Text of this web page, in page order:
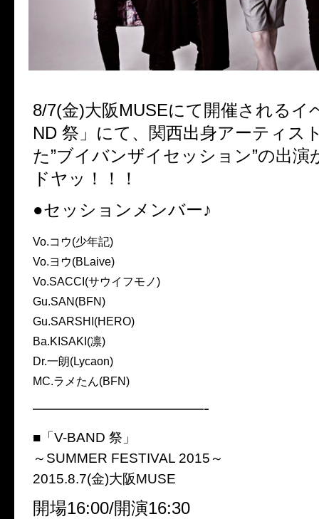
8/7(金)大阪MUSEにて開催されるイ
ND 祭」にて、関西出身アーティス
た”ブイバンザイセッション”の出演
ドヤッ！！！
●セッションメンバー♪
Vo.コウ(少年記)
Vo.ヨウ(BLaive)
Vo.SACCI(サウイフモノ)
Gu.SAN(BFN)
Gu.SARSHI(HERO)
Ba.KISAKI(凛)
Dr.一朗(Lycaon)
MC.ラメたん(BFN)
——————————-
■「V-BAND 祭」
～SUMMER FESTIVAL 2015～
2015.8.7(金)大阪MUSE
開場16:00/開演16:30